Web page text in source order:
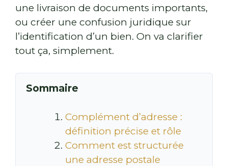
une livraison de documents importants,
ou créer une confusion juridique sur
l’identification d’un bien. On va clarifier
tout ça, simplement.
Sommaire
Complément d’adresse :
définition précise et rôle
Comment est structurée
une adresse postale